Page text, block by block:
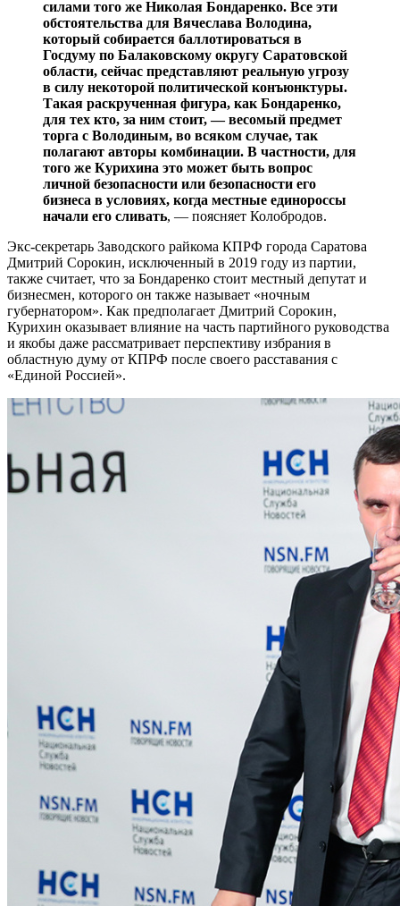
силами того же Николая Бондаренко. Все эти
обстоятельства для Вячеслава Володина,
который собирается баллотироваться в
Госдуму по Балаковскому округу Саратовской
области, сейчас представляют реальную угрозу
в силу некоторой политической конъюнктуры.
Такая раскрученная фигура, как Бондаренко,
для тех кто, за ним стоит, — весомый предмет
торга с Володиным, во всяком случае, так
полагают авторы комбинации. В частности, для
того же Курихина это может быть вопрос
личной безопасности или безопасности его
бизнеса в условиях, когда местные единороссы
начали его сливать, — поясняет Колобродов.
Экс-секретарь Заводского райкома КПРФ города Саратова
Дмитрий Сорокин, исключенный в 2019 году из партии,
также считает, что за Бондаренко стоит местный депутат и
бизнесмен, которого он также называет «ночным
губернатором». Как предполагает Дмитрий Сорокин,
Курихин оказывает влияние на часть партийного руководства
и якобы даже рассматривает перспективу избрания в
областную думу от КПРФ после своего расставания с
«Единой Россией».